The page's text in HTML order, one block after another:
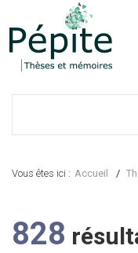
Vous êtes ici : Accueil
828